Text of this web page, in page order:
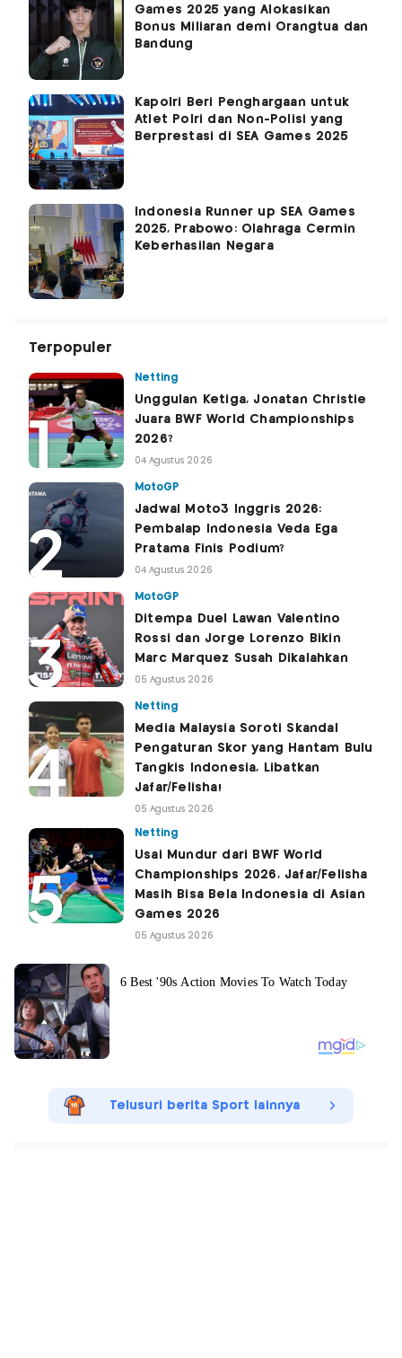
Games 2025 yang Alokasikan
Bonus Miliaran demi Orangtua dan
Bandung
Kapolri Beri Penghargaan untuk
Atlet Polri dan Non-Polisi yang
Berprestasi di SEA Games 2025
Indonesia Runner up SEA Games
2025, Prabowo: Olahraga Cermin
Keberhasilan Negara
Terpopuler
Netting
Unggulan Ketiga, Jonatan Christie
Juara BWF World Championships
2026?
04 Agustus 2026
MotoGP
Jadwal Moto3 Inggris 2026:
Pembalap Indonesia Veda Ega
Pratama Finis Podium?
04 Agustus 2026
MotoGP
Ditempa Duel Lawan Valentino
Rossi dan Jorge Lorenzo Bikin
Marc Marquez Susah Dikalahkan
05 Agustus 2026
Netting
Media Malaysia Soroti Skandal
Pengaturan Skor yang Hantam Bulu
Tangkis Indonesia, Libatkan
Jafar/Felisha!
05 Agustus 2026
Netting
Usai Mundur dari BWF World
Championships 2026, Jafar/Felisha
Masih Bisa Bela Indonesia di Asian
Games 2026
05 Agustus 2026
Telusuri berita Sport lainnya